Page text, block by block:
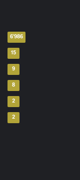
6٬986
15
9
8
2
2